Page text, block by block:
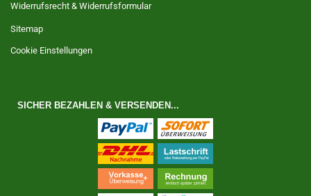
Widerrufsrecht & Widerrufsformular
Sitemap
Cookie Einstellungen
SICHER BEZAHLEN & VERSENDEN...